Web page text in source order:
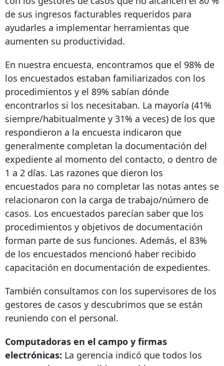
de sus ingresos facturables requeridos para
ayudarles a implementar herramientas que
aumenten su productividad.
En nuestra encuesta, encontramos que el 98% de
los encuestados estaban familiarizados con los
procedimientos y el 89% sabían dónde
encontrarlos si los necesitaban. La mayoría (41%
siempre/habitualmente y 31% a veces) de los que
respondieron a la encuesta indicaron que
generalmente completan la documentación del
expediente al momento del contacto, o dentro de
1 a 2 días. Las razones que dieron los
encuestados para no completar las notas antes se
relacionaron con la carga de trabajo/número de
casos. Los encuestados parecían saber que los
procedimientos y objetivos de documentación
forman parte de sus funciones. Además, el 83%
de los encuestados mencionó haber recibido
capacitación en documentación de expedientes.
También consultamos con los supervisores de los
gestores de casos y descubrimos que se están
reuniendo con el personal.
Computadoras en el campo y firmas
electrónicas: La gerencia indicó que todos los